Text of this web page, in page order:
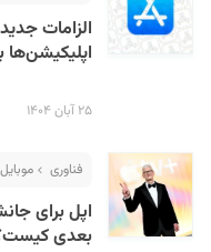
الزامات
۲۵ آبان ۱۴۰۴
فناوری
اپل برای
بعدی